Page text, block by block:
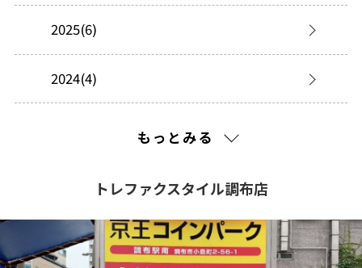
2025(6)
2024(4)
2021(116)
もっとみる
トレファクスタイル調布店